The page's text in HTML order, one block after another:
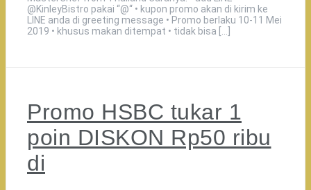
@KinleyBistro pakai “@“ • kupon promo akan di kirim ke
LINE anda di greeting message • Promo berlaku 10-11 Mei
2019 • khusus makan ditempat • tidak bisa […]
Promo HSBC tukar 1
poin DISKON Rp50 ribu
di